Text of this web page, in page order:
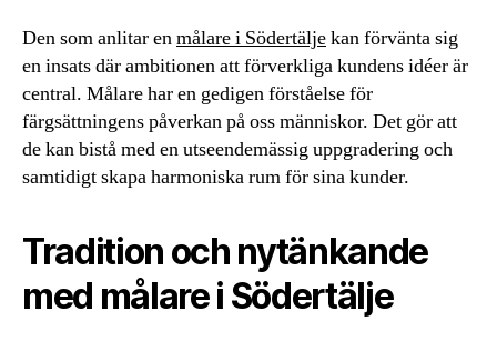
Den som anlitar enmålare i Södertäljekan förvänta sig
en insats där ambitionen att förverkliga kundens idéer är
central. Målare har en gedigen förståelse för
färgsättningens påverkan på oss människor. Det gör att
de kan bistå med en utseendemässig uppgradering och
samtidigt skapa harmoniska rum för sina kunder.
Tradition och nytänkande
med målare i Södertälje